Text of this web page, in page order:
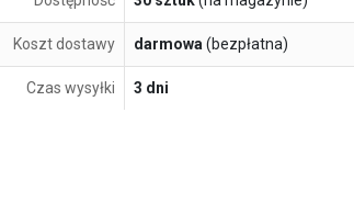
Koszt dostawy darmowa(bezpłatna)
Czas wysyłki 3 dni